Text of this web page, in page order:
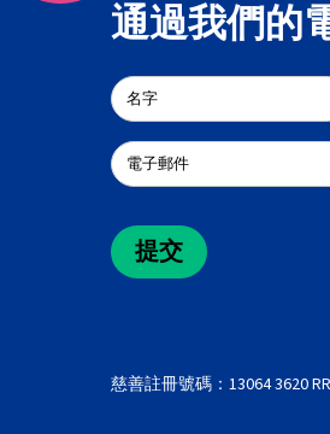
通過我們的
慈善註冊號碼：13064 3620